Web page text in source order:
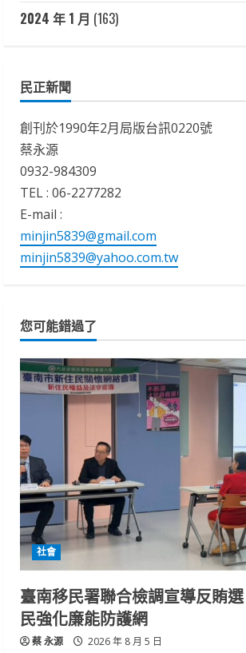
2024 年 1 月 (163)
民正新聞
創刊於1990年2月局版台訊0220號
蔡永源
0932-984309
TEL : 06-2277282
E-mail :
minjin5839@gmail.com
minjin5839@yahoo.com.tw
您可能錯過了
社會
臺南移民署聯合檢調宣導反賄
民強化廉能防護網
蔡 永源 2026 年 8 月 5 日